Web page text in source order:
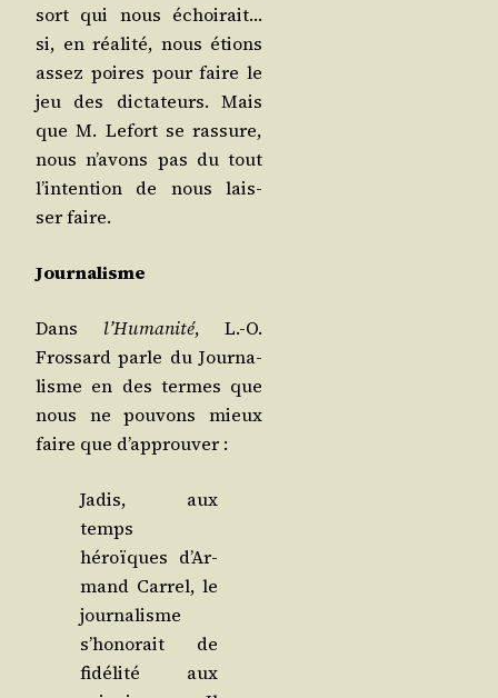
sort qui nous échoi­rait…
si, en réa­li­té, nous étions
assez poires pour faire le
jeu des dic­ta­teurs. Mais
que M. Lefort se ras­sure,
nous n’a­vons pas du tout
l’in­ten­tion de nous lais­
ser faire.
Jour­na­lisme
Dans l’Humanité, L.-O.
Fros­sard parle du Jour­na­
lisme en des termes que
nous ne pou­vons mieux
faire que d’approuver :
Jadis, aux
temps
héroïques d’Ar­
mand Car­rel, le
jour­na­lisme
s’honorait de
fidé­li­té aux